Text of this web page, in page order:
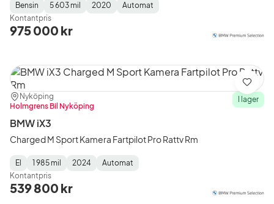
Fuel
Type:
Bensin
Mätarställning:
5 603 mil
Model
Year:
2020
Gearbox
Type:
Automat
Kontantpris
975 000 kr
Plats:
Nyköping
Återförsäljare:
Holmgrens Bil Nyköping
I lager
BMW iX3
Charged M Sport Kamera Fartpilot Pro Rattv Rm
Fuel
Type:
El
Mätarställning:
1 985 mil
Model
Year:
2024
Gearbox
Type:
Automat
Kontantpris
539 800 kr
Spara